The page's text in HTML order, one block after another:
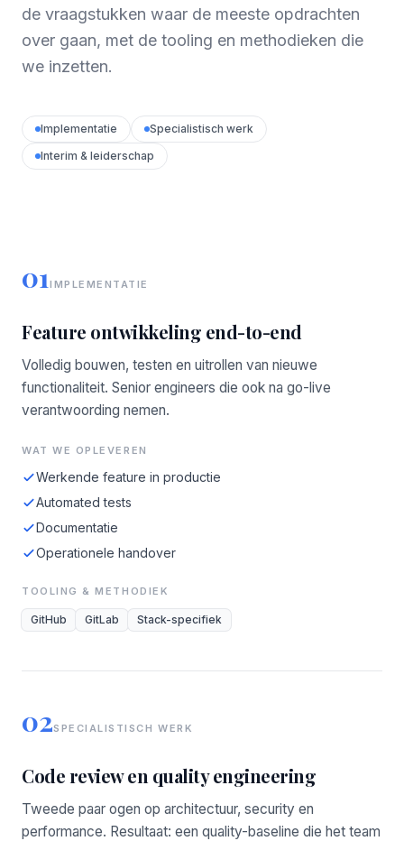
de vraagstukken waar de meeste opdrachten
over gaan, met de tooling en methodieken die
we inzetten.
Implementatie
Specialistisch werk
Interim & leiderschap
01IMPLEMENTATIE
Feature ontwikkeling end-to-end
Volledig bouwen, testen en uitrollen van nieuwe
functionaliteit. Senior engineers die ook na go-live
verantwoording nemen.
WAT WE OPLEVEREN
Werkende feature in productie
Automated tests
Documentatie
Operationele handover
TOOLING & METHODIEK
GitHub GitLab Stack-specifiek
02SPECIALISTISCH WERK
Code review en quality engineering
Tweede paar ogen op architectuur, security en
performance. Resultaat: een quality-baseline die het team